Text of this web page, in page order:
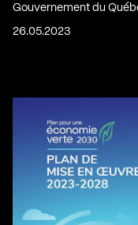
Gouvernement du
26.05.2023